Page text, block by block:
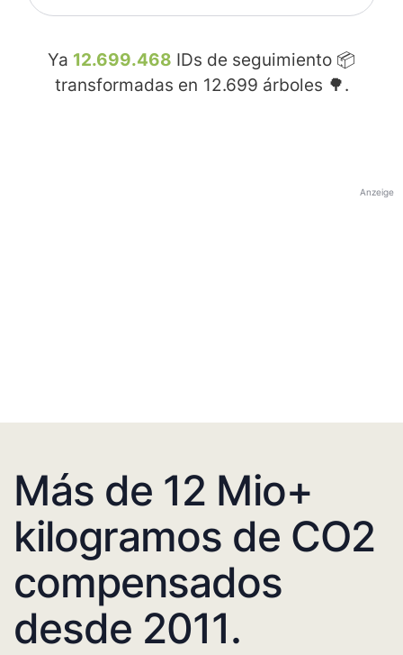
Ya 12.699.468 IDs de seguimiento 📦
transformadas en 12.699 árboles 🌳.
Anzeige
Más de 12 Mio+
kilogramos de CO2
compensados
desde 2011.